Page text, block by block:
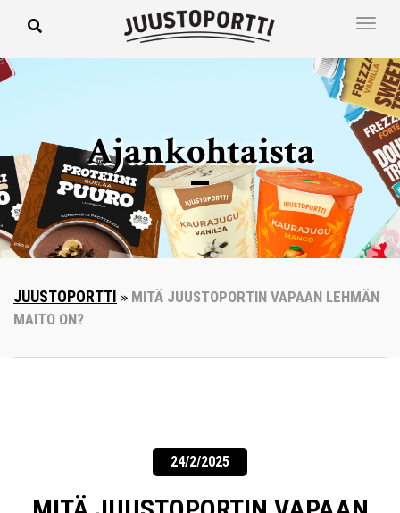
Ajankohtaista
JUUSTOPORTTI » MITÄ JUUSTOPORTIN VAPAAN LEHMÄN
MAITO ON?
24/2/2025